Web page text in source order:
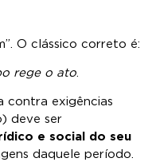
O clássico correto é:
rege o ato.
contra exigências
deve ser
e social do seu
daquele período.